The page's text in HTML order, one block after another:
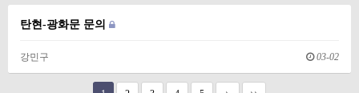
탄현-광화문 문의
강민구 03-02